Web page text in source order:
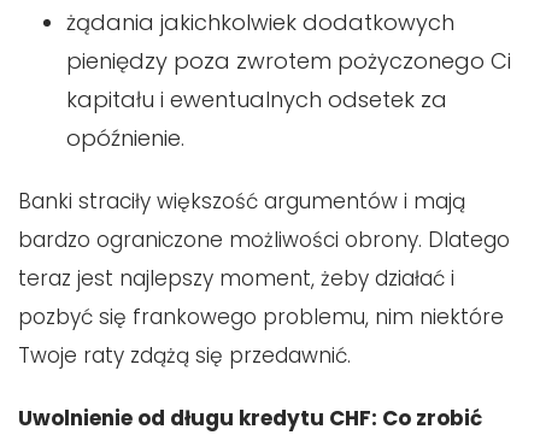
żądania jakichkolwiek dodatkowych
pieniędzy poza zwrotem pożyczonego Ci
kapitału i ewentualnych odsetek za
opóźnienie.
Banki straciły większość argumentów i mają
bardzo ograniczone możliwości obrony. Dlatego
teraz jest najlepszy moment, żeby działać i
pozbyć się frankowego problemu, nim niektóre
Twoje raty zdążą się przedawnić.
Uwolnienie od długu kredytu CHF: Co zrobić